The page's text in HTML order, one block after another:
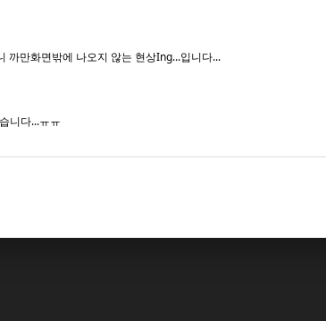
까만화면밖에 나오지 않는 현상Ing...입니다...
니다...ㅠㅠ